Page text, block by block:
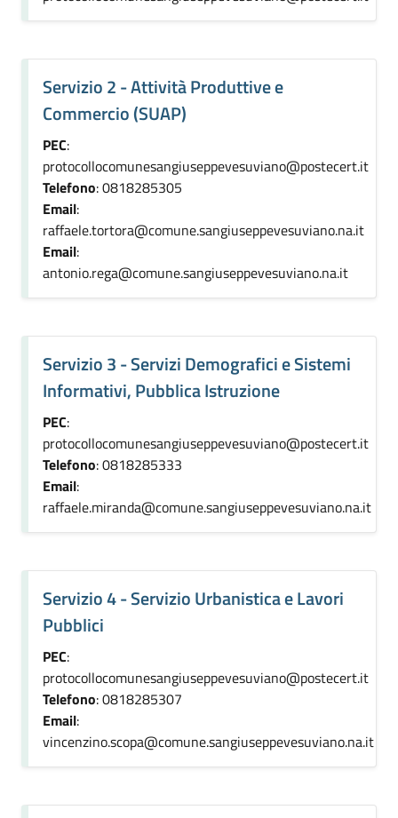
Servizio 2 - Attività Produttive e
Commercio (SUAP)
PEC:
protocollocomunesangiuseppevesuviano@postecert.it
Telefono: 0818285305
Email:
raffaele.tortora@comune.sangiuseppevesuviano.na.it
Email:
antonio.rega@comune.sangiuseppevesuviano.na.it
Servizio 3 - Servizi Demografici e Sistemi
Informativi, Pubblica Istruzione
PEC:
protocollocomunesangiuseppevesuviano@postecert.it
Telefono: 0818285333
Email:
raffaele.miranda@comune.sangiuseppevesuviano.na.it
Servizio 4 - Servizio Urbanistica e Lavori
Pubblici
PEC:
protocollocomunesangiuseppevesuviano@postecert.it
Telefono: 0818285307
Email:
vincenzino.scopa@comune.sangiuseppevesuviano.na.it